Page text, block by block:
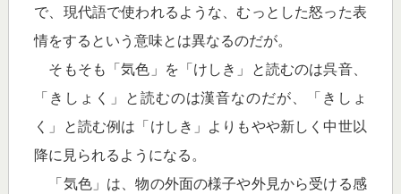
で、現代語で使われるような、むっとした怒った表
情をするという意味とは異なるのだが。
そもそも「気色」を「けしき」と読むのは呉音、
「きしょく」と読むのは漢音なのだが、「きしょ
く」と読む例は「けしき」よりもやや新しく中世以
降に見られるようになる。
「気色」は、物の外面の様子や外見から受ける感